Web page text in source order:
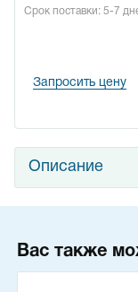
Срок поставки: 5-7
Запросить цену
Описание
Вас также